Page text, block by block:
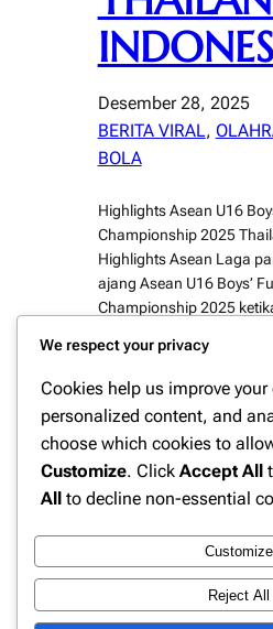
Desember 28, 2025
BERITA VIRAL,
BOLA
Highlights Asean U16
Championship 2025
Highlights Asean Laga
ajang Asean U16 Boys’
Championship 2025
dengan Thailand setelah
berakhir dengan skor 3-
di hadapan ribuan
berlangsung sengit sejak
menyuguhkan…
X
We respect your privacy
Cookies help us improve your
personalized content, and
choose which cookies to
Customize. Click Accept All
All to decline non-essential
Customize
Reject All